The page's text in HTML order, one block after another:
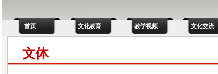
首页 文化教育 教学视频 文化交流
文体